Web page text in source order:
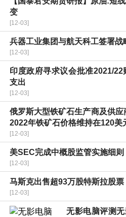
变
[12-03]
兵器工业集团与航天科工签署战
[12-03]
印度政府寻求议会批准2021/
支出
[12-03]
俄罗斯大型铁矿石生产商及供
2022年铁矿石价格维持在120美
[12-03]
美SEC完成中概股监管实施细则
[12-03]
马斯克出售超93万股特斯拉股
[12-03]
无影电脑评测无